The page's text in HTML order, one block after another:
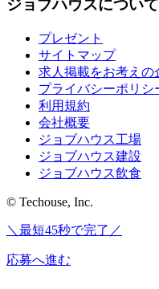
ジョブハウスについて
プレゼント
サイトマップ
求人掲載をお考えの
プライバシーポリシ
利用規約
会社概要
ジョブハウス工場
ジョブハウス建設
ジョブハウス飲食
© Techouse, Inc.
＼最短45秒で完了／
応募へ進む